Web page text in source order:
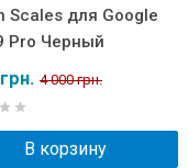
Scales для Google
Pro Черный
4 000 грн.
В корзину